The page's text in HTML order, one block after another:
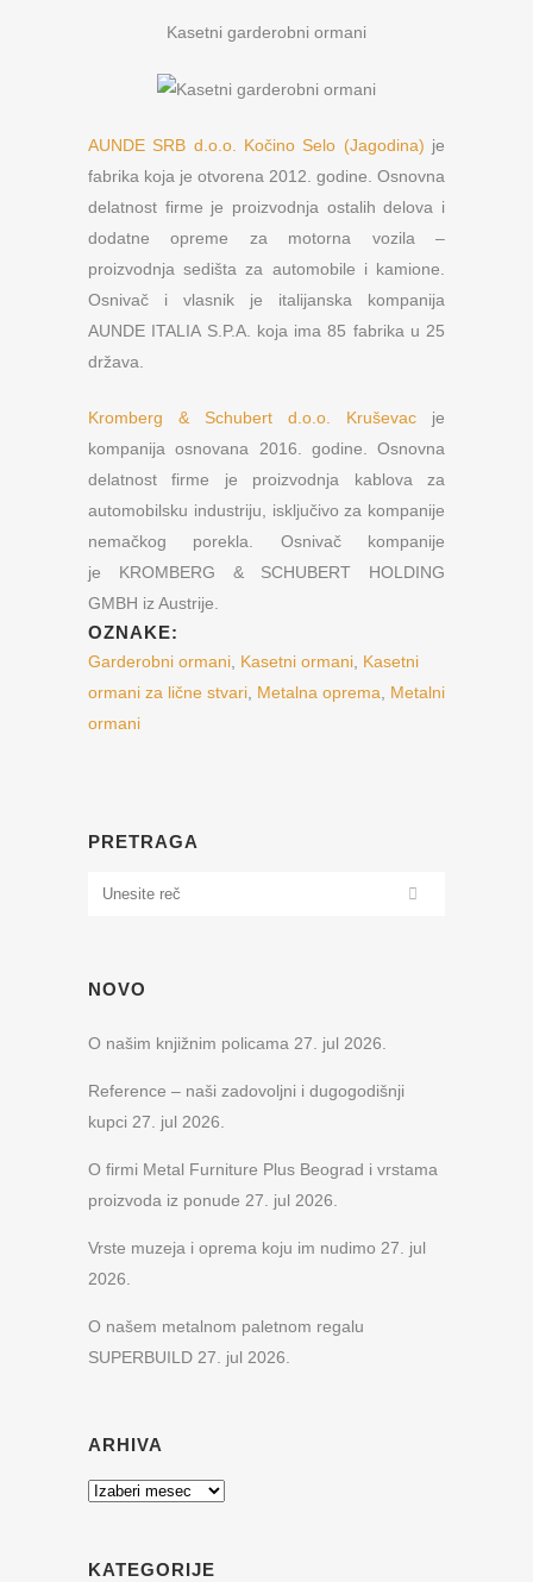
Kasetni garderobni ormani
AUNDE SRB d.o.o. Kočino Selo (Jagodina) je
fabrika koja je otvorena 2012. godine. Osnovna
delatnost firme je proizvodnja ostalih delova i
dodatne opreme za motorna vozila –
proizvodnja sedišta za automobile i kamione.
Osnivač i vlasnik je italijanska kompanija
AUNDE ITALIA S.P.A. koja ima 85 fabrika u 25
država.
Kromberg & Schubert d.o.o. Kruševac je
kompanija osnovana 2016. godine. Osnovna
delatnost firme je proizvodnja kablova za
automobilsku industriju, isključivo za kompanije
nemačkog porekla. Osnivač kompanije
je KROMBERG & SCHUBERT HOLDING
GMBH iz Austrije.
OZNAKE:
Garderobni ormani, Kasetni ormani, Kasetni
ormani za lične stvari, Metalna oprema, Metalni
ormani
PRETRAGA
NOVO
O našim knjižnim policama 27. jul 2026.
Reference – naši zadovoljni i dugogodišnji
kupci 27. jul 2026.
O firmi Metal Furniture Plus Beograd i vrstama
proizvoda iz ponude 27. jul 2026.
Vrste muzeja i oprema koju im nudimo 27. jul
2026.
O našem metalnom paletnom regalu
SUPERBUILD 27. jul 2026.
ARHIVA
Arhiva
KATEGORIJE